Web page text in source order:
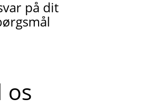
på dit
os